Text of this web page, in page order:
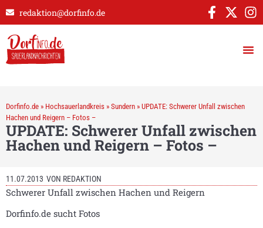
redaktion@dorfinfo.de
Dorfinfo.de » Hochsauerlandkreis » Sundern » UPDATE: Schwerer Unfall zwischen
Hachen und Reigern – Fotos –
UPDATE: Schwerer Unfall zwischen
Hachen und Reigern – Fotos –
11.07.2013 VON REDAKTION
Schwerer Unfall zwischen Hachen und Reigern
Dorfinfo.de sucht Fotos